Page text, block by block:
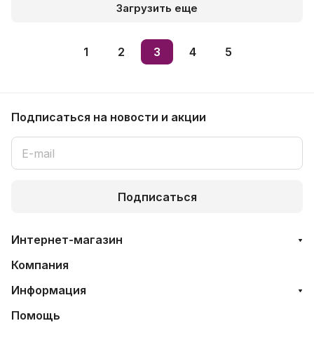
Загрузить еще
1 2 3 4 5
Подписаться на новости и акции
Подписаться
Интернет-магазин
Компания
Информация
Помощь